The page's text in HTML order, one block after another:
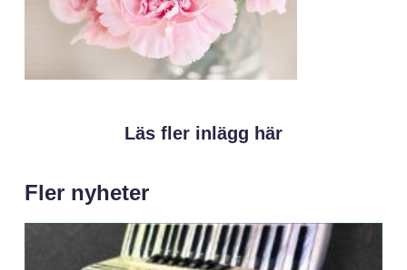
Läs fler inlägg här
Fler nyheter